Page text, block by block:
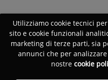
Utilizziamo cookie tecnici
sito e cookie funzionali
marketing di terze parti, sia
annunci che per
nostre cookie